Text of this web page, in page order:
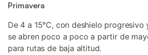
Primavera
De 4 a 15°C, con deshielo progresivo
se abren poco a poco a partir de
para rutas de baja altitud.